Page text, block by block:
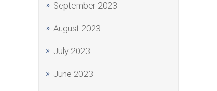
September 2023
August 2023
July 2023
June 2023